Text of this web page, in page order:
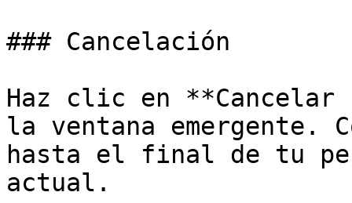
### Cancelación
Haz clic en
la ventana emergente.
hasta el final de tu
actual.